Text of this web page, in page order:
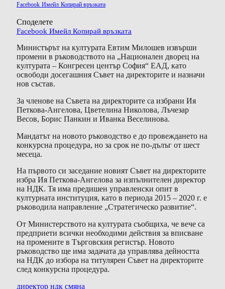
Facebook Имейл Копирай връзката
Споделете
Facebook Имейл Копирай връзката
Министърът на културата Евтим Милошев извърши
промени в ръководството на „Национален дворец на
културата – Конгресен център София“ ЕАД, като
освободи досегашния Съвет на директорите и назначи
нов състав.
За членове на Съвета на директорите са избрани Ия
Петкова-Ангелова, Цветелина Николова, Лъчезар
Весов, Борис Панкин и Иванка Веселинова.
Мандатът на новото ръководство е до провеждането на
конкурсна процедура, но за срок не по-дълъг от шест
месеца.
На първото си заседание новият Съвет на директорите
избра Ия Петкова-Ангелова за изпълнителен директор
на НДК. Тя има предишен управленски опит в
културната институция, като в периода 2015 – 2020 г. е
ръководила направление „Стратегическо развитие“.
От Министерството на културата съобщиха, че вече са
предприети всички необходими действия за вписване
на промените в Търговския регистър. Новото
ръководство ще има задачата да управлява дейността
на НДК до избора на титулярен Съвет на директорите
след конкурсна процедура.
директор ндк смяна